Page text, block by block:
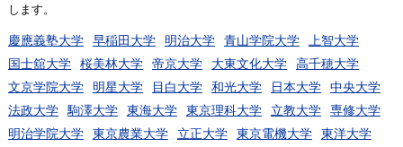
します。
慶應義塾大学 早稲田大学 明治大学 青山学院大学
上智大学
国士舘大学
桜美林大学 帝京大学 大東文化大学
高千穂大学
文京学院大学
明星大学 目白大学 和光大学 日本大学
中央大学
法政大学
駒澤大学 東海大学 東京理科大学 立教大学
専修大学
明治学院大学
東京農業大学 立正大学 東京電機大学
東洋大学